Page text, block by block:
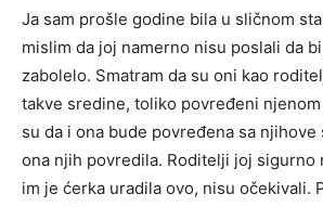
Ja sam prošle godine bila u sličnom
mislim da joj namerno nisu poslali da
zabolelo. Smatram da su oni kao
takve sredine, toliko povređeni
su da i ona bude povređena sa njihove
ona njih povredila. Roditelji joj sigurno
im je ćerka uradila ovo, nisu očekivali.